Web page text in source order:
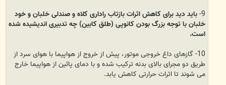
9- باید دید برای کاهش اثرات بازتاب راداری کلاه و صندلی خلبان و خود
خلبان با توجه بزرگ بودن کانوپی (طلق کابین) چه تدبیری اندیشیده شده
است.
10- گازهای داغ خروجی موتور، پیش از خروج از هواپیما با هوای سرد از
طریق دو مجرای بالای بدنه ترکیب شده و با دمای پائین از هواپیما خارج
می شوند تا اثرات حرارتی کاهش یابد.